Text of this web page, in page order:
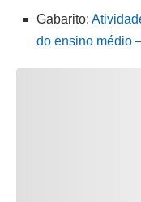
Gabarito:
do ensino médio